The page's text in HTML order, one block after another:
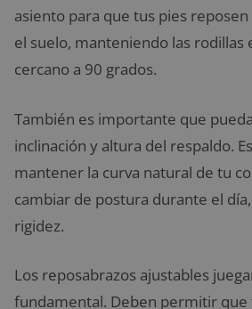
asiento para que tus pies
el suelo, manteniendo las rodillas
cercano a 90 grados.
También es importante que
inclinación y altura del respaldo.
mantener la curva natural de tu
cambiar de postura durante el
rigidez.
Los reposabrazos ajustables
fundamental. Deben permitir que